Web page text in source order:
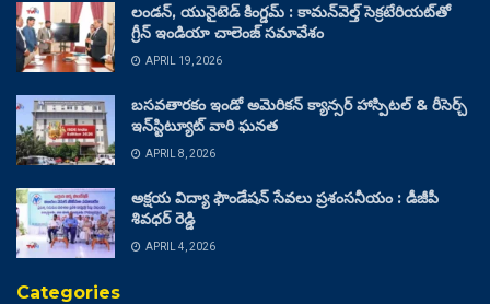
లండన్, యునైటెడ్ కింగ్డమ్ : కామన్‌వెల్త్ సెక్రటేరియట్‌తో
గ్రీన్ ఇండియా చాలెంజ్ సమావేశం
APRIL 19, 2026
బసవతారకం ఇండో అమెరికన్ క్యాన్సర్ హాస్పిటల్ & రీసెర్చ్
ఇన్‌స్టిట్యూట్ వారి ఘనత
APRIL 8, 2026
అక్షయ విద్యా ఫౌండేషన్ సేవలు ప్రశంసనీయం : డీజీపీ
శివధర్ రెడ్డి
APRIL 4, 2026
Categories